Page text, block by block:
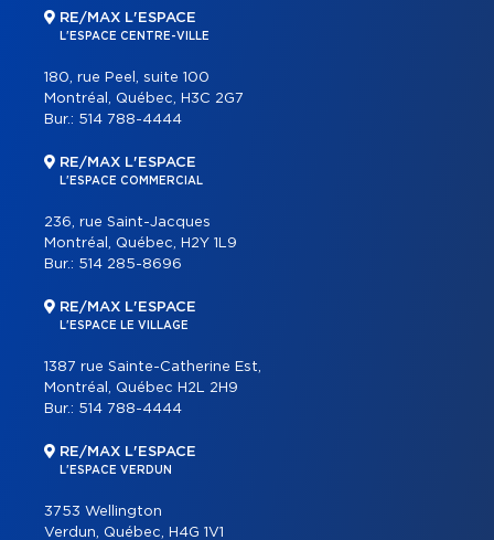
RE/MAX L'ESPACE
L'ESPACE CENTRE-VILLE
180, rue Peel, suite 100
Montréal, Québec, H3C 2G7
Bur.: 514 788-4444
RE/MAX L'ESPACE
L'ESPACE COMMERCIAL
236, rue Saint-Jacques
Montréal, Québec, H2Y 1L9
Bur.: 514 285-8696
RE/MAX L'ESPACE
L'ESPACE LE VILLAGE
1387 rue Sainte-Catherine Est,
Montréal, Québec H2L 2H9
Bur.: 514 788-4444
RE/MAX L'ESPACE
L'ESPACE VERDUN
3753 Wellington
Verdun, Québec, H4G 1V1